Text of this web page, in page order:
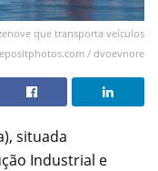
que transporta veículos
/ dvoevnore
situada
Industrial e